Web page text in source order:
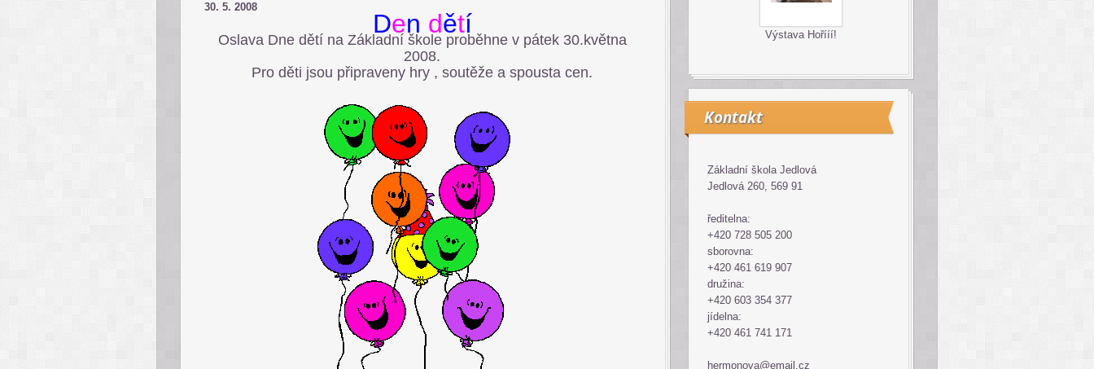
30. 5. 2008
Den dětí
Oslava Dne dětí na Základní škole proběhne v pátek 30.května
2008.
Pro děti jsou připraveny hry , soutěže a spousta cen.
Výstava Hořííí!
Kontakt
Základní škola Jedlová
Jedlová 260, 569 91
ředitelna:
+420 728 505 200
sborovna:
+420 461 619 907
družina:
+420 603 354 377
jídelna:
+420 461 741 171
hermonova@email.cz